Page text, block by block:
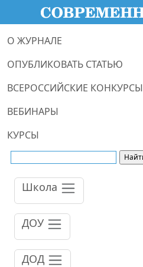
О ЖУРНАЛЕ
ОПУБЛИКОВАТЬ СТАТЬЮ
ВСЕРОССИЙСКИЕ КОНКУРСЫ
ВЕБИНАРЫ
КУРСЫ
Школа
ДОУ
ДОД